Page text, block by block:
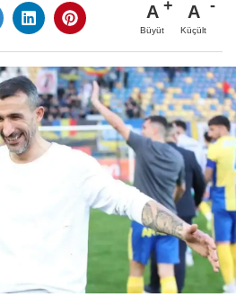
A
Büyüt
A
Küçült